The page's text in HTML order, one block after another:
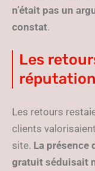
n’était pas un
constat.
Les
Les retours
clients
site. La présence
gratuit séduisait